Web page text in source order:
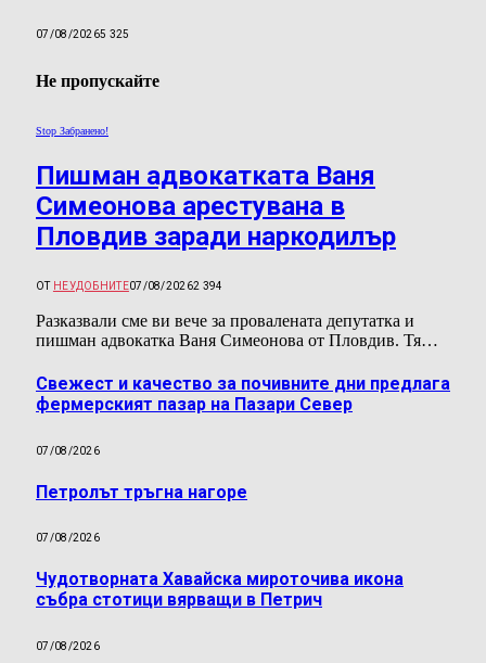
07/08/20265 325
Не пропускайте
Stop Забранено!
Пишман адвокатката Ваня
Симеонова арестувана в
Пловдив заради наркодилър
ОТ НЕУДОБНИТЕ07/08/20262 394
Разказвали сме ви вече за провалената депутатка и
пишман адвокатка Ваня Симеонова от Пловдив. Тя…
Свежест и качество за почивните дни предлага
фермерският пазар на Пазари Север
07/08/2026
Петролът тръгна нагоре
07/08/2026
Чудотворната Хавайска мироточива икона
събра стотици вярващи в Петрич
07/08/2026